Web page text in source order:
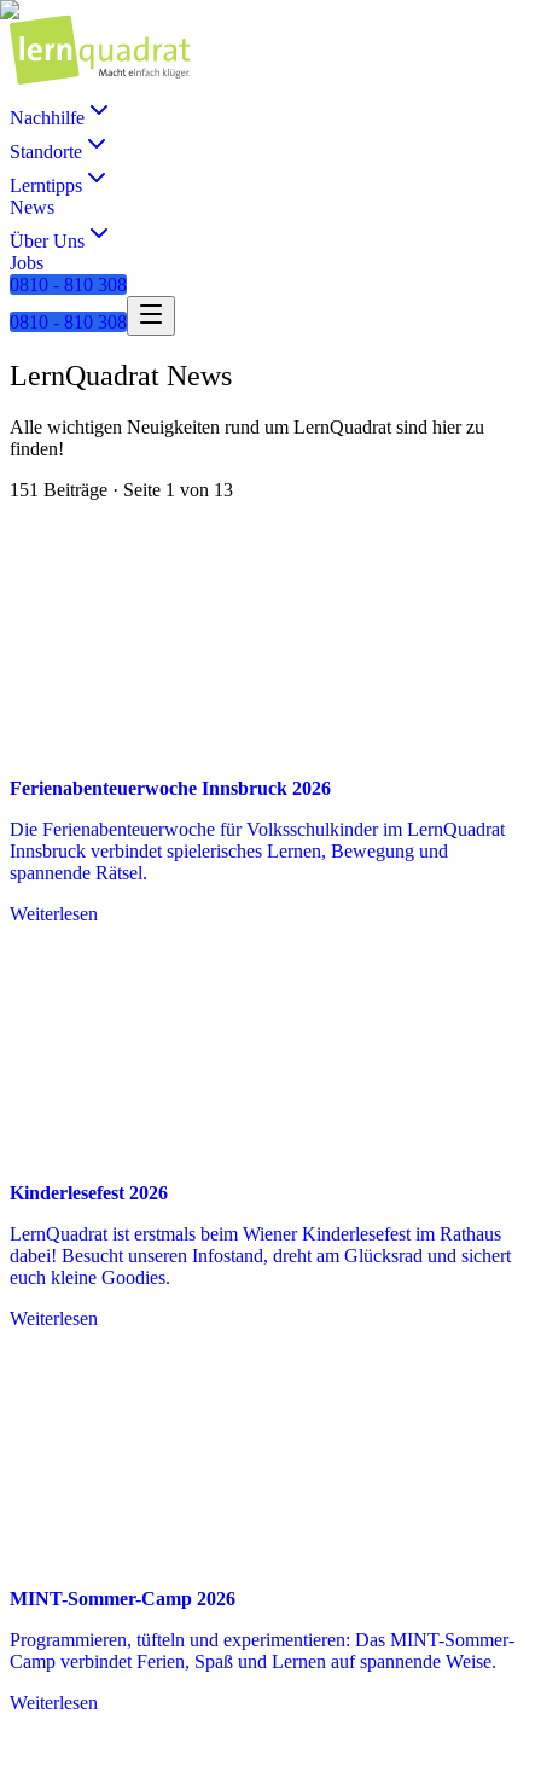
Nachhilfe
Standorte
Lerntipps
News
Über Uns
Jobs
0810 - 810 308
0810 - 810 308
LernQuadrat News
Alle wichtigen Neuigkeiten rund um LernQuadrat sind hier zu
finden!
151 Beiträge · Seite 1 von 13
Ferienabenteuerwoche Innsbruck 2026
Die Ferienabenteuerwoche für Volksschulkinder im LernQuadrat
Innsbruck verbindet spielerisches Lernen, Bewegung und
spannende Rätsel.
Weiterlesen
Kinderlesefest 2026
LernQuadrat ist erstmals beim Wiener Kinderlesefest im Rathaus
dabei! Besucht unseren Infostand, dreht am Glücksrad und sichert
euch kleine Goodies.
Weiterlesen
MINT-Sommer-Camp 2026
Programmieren, tüfteln und experimentieren: Das MINT-Sommer-
Camp verbindet Ferien, Spaß und Lernen auf spannende Weise.
Weiterlesen